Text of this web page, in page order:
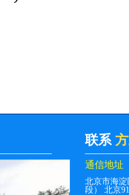
联系
通信地址
北京市海
段） 北京